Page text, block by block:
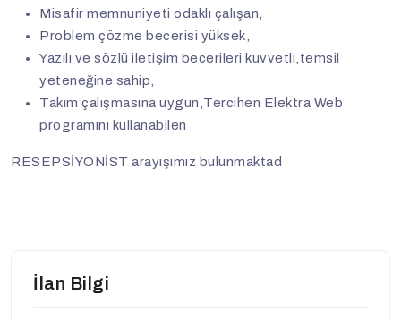
Misafir memnuniyeti odaklı çalışan,
Problem çözme becerisi yüksek,
Yazılı ve sözlü iletişim becerileri kuvvetli,temsil
yeteneğine sahip,
Takım çalışmasına uygun,Tercihen Elektra Web
programını kullanabilen
RESEPSİYONİST arayışımız bulunmaktad
İlan Bilgi